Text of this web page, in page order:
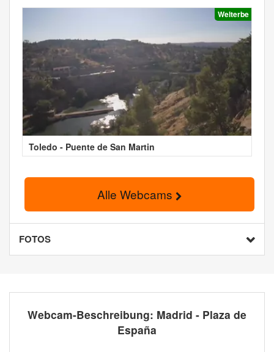
Welterbe
Toledo - Puente de San Martin
Alle Webcams
FOTOS
Webcam-Beschreibung: Madrid - Plaza de
España